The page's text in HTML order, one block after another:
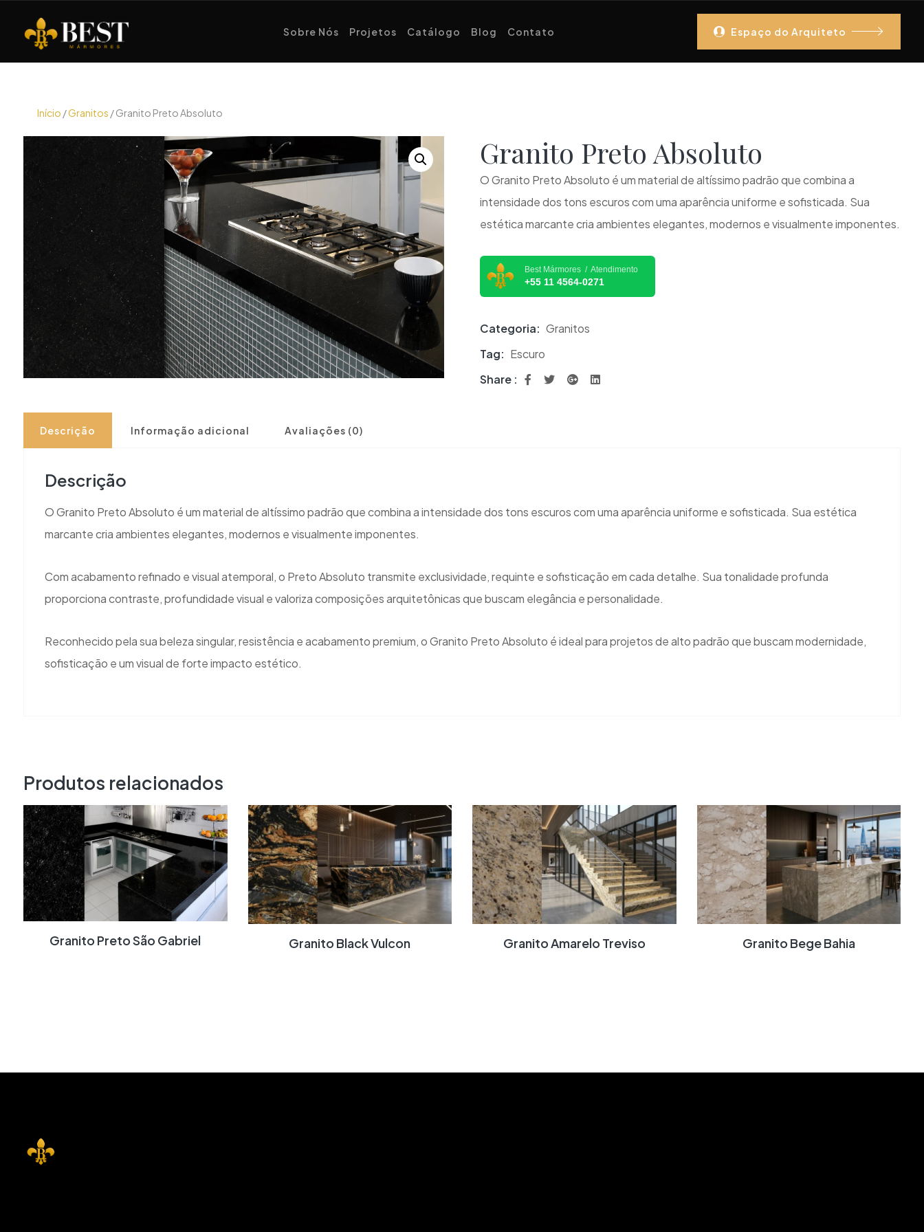
Sobre Nós Projetos Catálogo Blog Contato Espaço do Arquiteto
Início /Granitos / Granito Preto Absoluto
Granito Preto Absoluto
O Granito Preto Absoluto é um material de altíssimo padrão que combina a
intensidade dos tons escuros com uma aparência uniforme e sofisticada. Sua
estética marcante cria ambientes elegantes, modernos e visualmente imponentes.
Best Mármores / Atendimento
+55 11 4564-0271
Categoria: Granitos
Tag: Escuro
Share :
Descrição Informação adicional Avaliações (0)
Descrição
O Granito Preto Absoluto é um material de altíssimo padrão que combina a intensidade dos tons escuros com uma aparência uniforme e sofisticada. Sua estética
marcante cria ambientes elegantes, modernos e visualmente imponentes.
Com acabamento refinado e visual atemporal, o Preto Absoluto transmite exclusividade, requinte e sofisticação em cada detalhe. Sua tonalidade profunda
proporciona contraste, profundidade visual e valoriza composições arquitetônicas que buscam elegância e personalidade.
Reconhecido pela sua beleza singular, resistência e acabamento premium, o Granito Preto Absoluto é ideal para projetos de alto padrão que buscam modernidade,
sofisticação e um visual de forte impacto estético.
Produtos relacionados
Granito Preto São Gabriel Granito Black Vulcon Granito Amarelo Treviso Granito Bege Bahia